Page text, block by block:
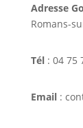
Adresse
Romans-
Tél: 04 75
Email: